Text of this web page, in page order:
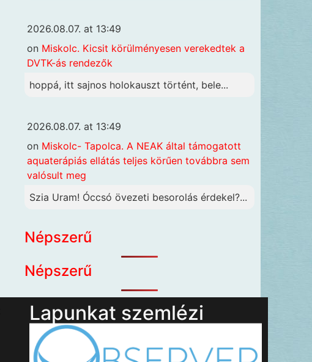
2026.08.07. at 13:49
on Miskolc. Kicsit körülményesen verekedtek a
DVTK-ás rendezők
hoppá, itt sajnos holokauszt történt, bele...
2026.08.07. at 13:49
on Miskolc- Tapolca. A NEAK által támogatott
aquaterápiás ellátás teljes körűen továbbra sem
valósult meg
Szia Uram! Óccsó övezeti besorolás érdekel?...
Népszerű
Népszerű
Lapunkat szemlézi